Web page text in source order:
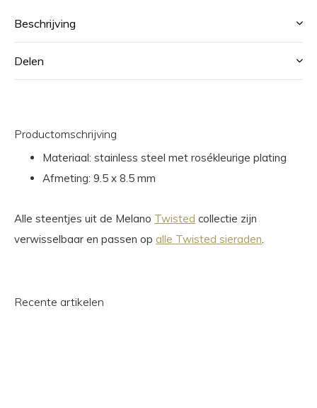
Beschrijving
Delen
Productomschrijving
Materiaal: stainless steel met rosékleurige plating
Afmeting: 9.5 x 8.5 mm
Alle steentjes uit de Melano Twisted collectie zijn
verwisselbaar en passen op alle Twisted sieraden
Recente artikelen